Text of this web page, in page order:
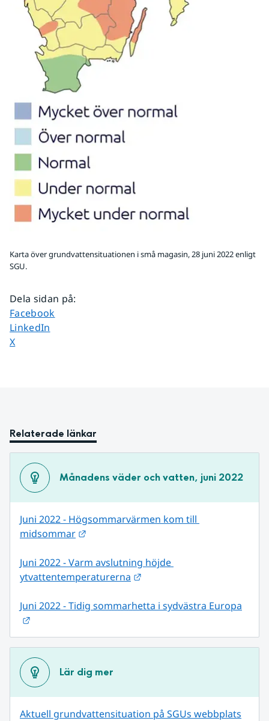
Karta över grundvattensituationen i små magasin, 28 juni 2022 enligt
SGU.
Dela sidan på:
Dela sidan på
Facebook
Dela sidan på
LinkedIn
Dela sidan på
X
Relaterade länkar
Månadens väder och vatten, juni 2022
Juni 2022 - Högsommarvärmen kom till
midsommar
Juni 2022 - Varm avslutning höjde
ytvattentemperaturerna
Juni 2022 - Tidig sommarhetta i sydvästra Europa
Lär dig mer
Aktuell grundvattensituation på SGUs webbplats